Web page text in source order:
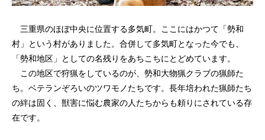
三重県のほぼ中央に位置する多気町。ここにはかつて「勢和
村」という村がありました。合併して多気町となった今でも、
「勢和地区」としての名残りをあちこちにとどめています。
この地区で狩猟をしているのが、勢和大物猟クラブの猟師た
ち。ベテランぞろいのツワモノたちです。長年培われた猟師たち
の絆は固く、獣害に悩む農家の人たちからも頼りにされている存
在です。